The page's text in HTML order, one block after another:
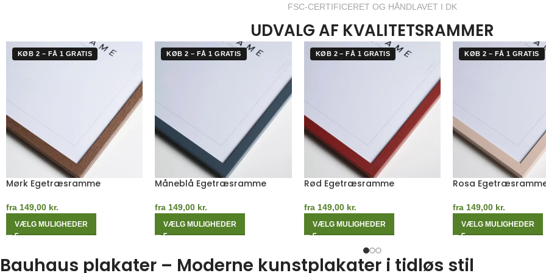
FSC-CERTIFICERET OG HÅNDLAVET I DK
UDVALG AF KVALITETSRAMMER
KØB 2 – FÅ 1 GRATIS
Grøn Egetræsramme
fra 149,00 kr.
VÆLG MULIGHEDER
KØB 2 – FÅ 1 GRATIS
Egetræsramme
fra149,00 kr.
VÆLG MULIGHEDER
KØB 2 – FÅ 1 GRATIS
Kashmirgrå Egetræsramme
fra 149,00 kr.
VÆLG MULIGHEDER
KØB 2 – FÅ 1 GRATIS
Orange
fra149,00 kr.
VÆLG MULIGHEDER
Bauhaus plakater – Moderne kunstplakater i tidløs stil